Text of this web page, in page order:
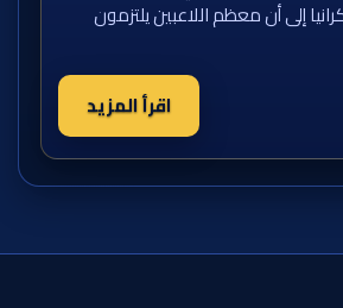
إلى أن معظم اللاعبين يلتزمون
اقرأ المزيد